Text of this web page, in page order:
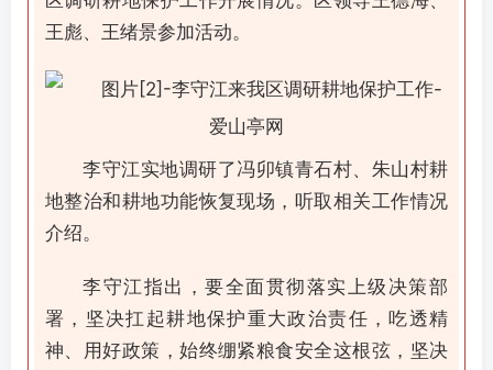
王彪、王绪景参加活动。
李守江实地调研了冯卯镇青石村、朱山村耕
地整治和耕地功能恢复现场，听取相关工作情况
介绍。
李守江指出，要全面贯彻落实上级决策部
署，坚决扛起耕地保护重大政治责任，吃透精
神、用好政策，始终绷紧粮食安全这根弦，坚决